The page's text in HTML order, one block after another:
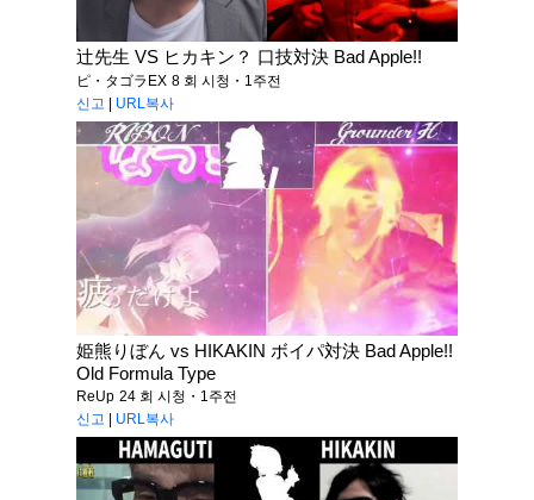
辻先生 VS ヒカキン？ 口技対決 Bad Apple!!
ピ・タゴラEX 8 회 시청・1주전
신고
URL복사
姫熊りぼん vs HIKAKIN ボイパ対決 Bad Apple!!
Old Formula Type
ReUp 24 회 시청・1주전
신고
URL복사